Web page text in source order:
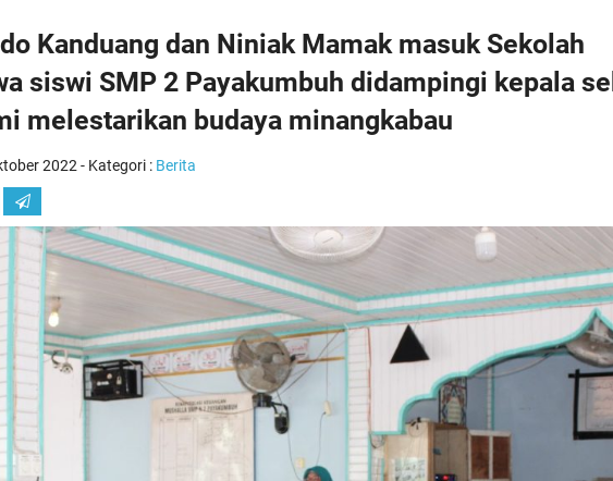
Kanduang dan Niniak Mamak masuk Sekolah
siswi SMP 2 Payakumbuh didampingi kepala
melestarikan budaya minangkabau
2022 - Kategori : Berita